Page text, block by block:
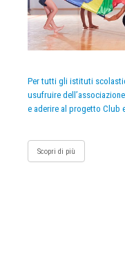
Per tutti gli istituti
usufruire
e aderire al progetto Club
Scopri di più